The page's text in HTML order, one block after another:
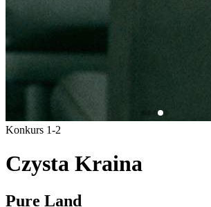
Konkurs 1-2
Czysta Kraina
Pure Land